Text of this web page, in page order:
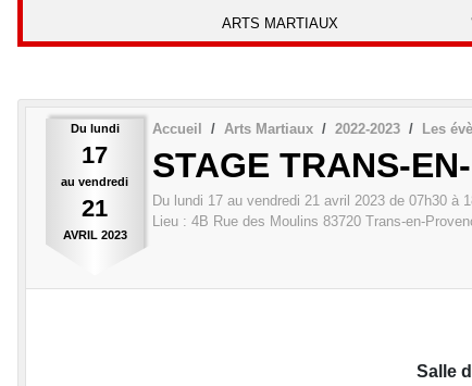
ARTS MARTIAUX
Du lundi
17
au vendredi
21
AVRIL 2023
Accueil Arts Martiaux 2022-2023 Les
STAGE TRANS-
Du lundi 17 au vendredi 21 avril 2023 de 07h30 à
Lieu : 4B Rue des Moulins 83720 Trans-en-
Salle